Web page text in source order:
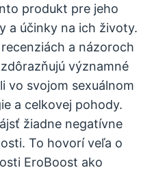
produkt pre jeho
a účinky na ich životy.
a názoroch
významné
vo svojom sexuálnom
a celkovej pohody.
žiadne negatívne
To hovorí veľa o
EroBoost ako